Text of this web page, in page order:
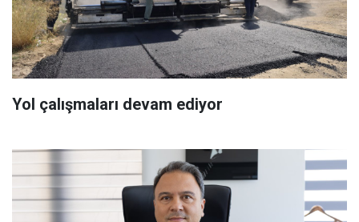
Yol çalışmaları devam ediyor